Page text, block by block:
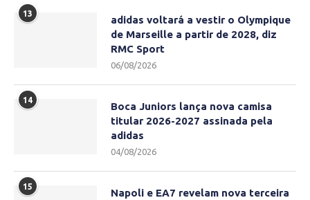
13
adidas voltará a vestir o Olympique
de Marseille a partir de 2028, diz
RMC Sport
06/08/2026
14
Boca Juniors lança nova camisa
titular 2026-2027 assinada pela
adidas
04/08/2026
15
Napoli e EA7 revelam nova terceira